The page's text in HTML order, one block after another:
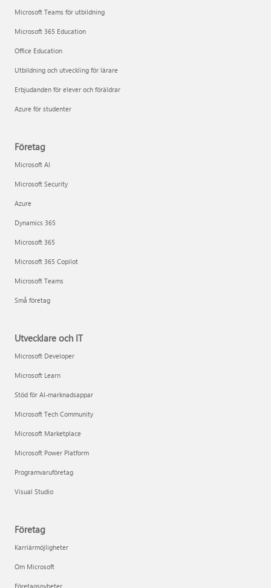
Microsoft Teams för utbildning
Microsoft 365 Education
Office Education
Utbildning och utveckling för lärare
Erbjudanden för elever och föräldrar
Azure för studenter
Företag
Microsoft AI
Microsoft Security
Azure
Dynamics 365
Microsoft 365
Microsoft 365 Copilot
Microsoft Teams
Små företag
Utvecklare och IT
Microsoft Developer
Microsoft Learn
Stöd för AI-marknadsappar
Microsoft Tech Community
Microsoft Marketplace
Microsoft Power Platform
Programvaruföretag
Visual Studio
Företag
Karriärmöjligheter
Om Microsoft
Företagsnyheter